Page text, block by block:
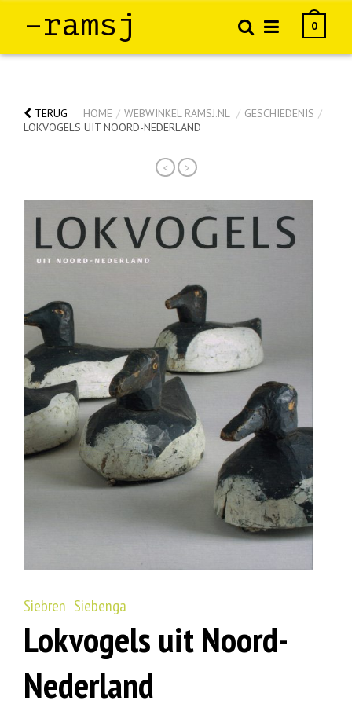
–ramsj 0
TERUG HOME / WEBWINKEL RAMSJ.NL / GESCHIEDENIS /
LOKVOGELS UIT NOORD-NEDERLAND
< >
Siebren Siebenga
Lokvogels uit Noord-
Nederland